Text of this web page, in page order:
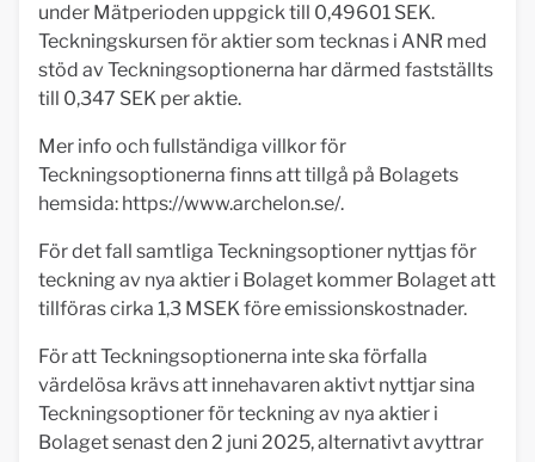
under Mätperioden uppgick till 0,49601 SEK.
Teckningskursen för aktier som tecknas i ANR med
stöd av Teckningsoptionerna har därmed fastställts
till 0,347 SEK per aktie.
Mer info och fullständiga villkor för
Teckningsoptionerna finns att tillgå på Bolagets
hemsida: https://www.archelon.se/.
För det fall samtliga Teckningsoptioner nyttjas för
teckning av nya aktier i Bolaget kommer Bolaget att
tillföras cirka 1,3 MSEK före emissionskostnader.
För att Teckningsoptionerna inte ska förfalla
värdelösa krävs att innehavaren aktivt nyttjar sina
Teckningsoptioner för teckning av nya aktier i
Bolaget senast den 2 juni 2025, alternativt avyttrar